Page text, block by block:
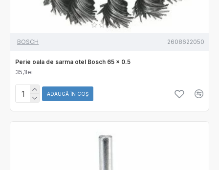
BOSCH 2608622050
Perie oala de sarma otel Bosch 65 x 0.5
35,1lei
ADAUGĂ ÎN COŞ